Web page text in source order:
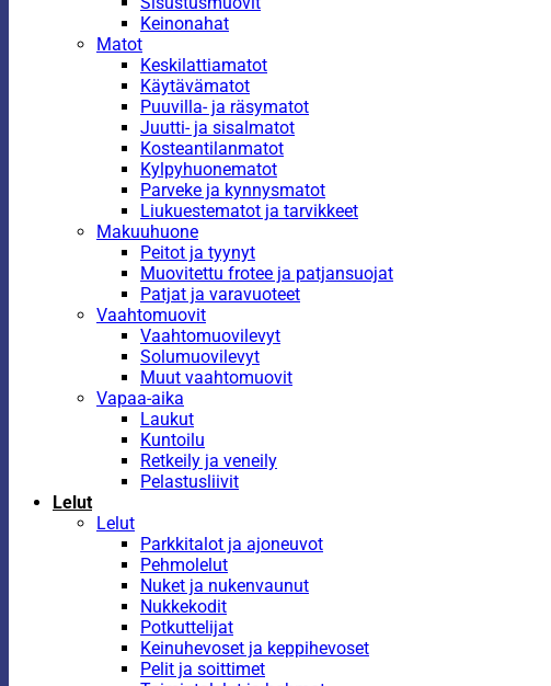
Keinonahat
Matot
Keskilattiamatot
Käytävämatot
Puuvilla- ja räsymatot
Juutti- ja sisalmatot
Kosteantilanmatot
Kylpyhuonematot
Parveke ja kynnysmatot
Liukuestematot ja tarvikkeet
Makuuhuone
Peitot ja tyynyt
Muovitettu frotee ja patjansuojat
Patjat ja varavuoteet
Vaahtomuovit
Vaahtomuovilevyt
Solumuovilevyt
Muut vaahtomuovit
Vapaa-aika
Laukut
Kuntoilu
Retkeily ja veneily
Pelastusliivit
Lelut
Lelut
Parkkitalot ja ajoneuvot
Pehmolelut
Nuket ja nukenvaunut
Nukkekodit
Potkuttelijat
Keinuhevoset ja keppihevoset
Pelit ja soittimet